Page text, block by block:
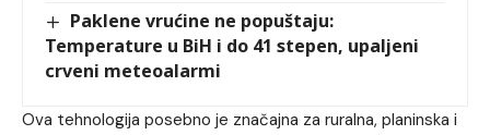
Paklene vrućine ne popuštaju:
Temperature u BiH i do 41 stepen, upaljeni
crveni meteoalarmi
Ova tehnologija posebno je značajna za ruralna, planinska i